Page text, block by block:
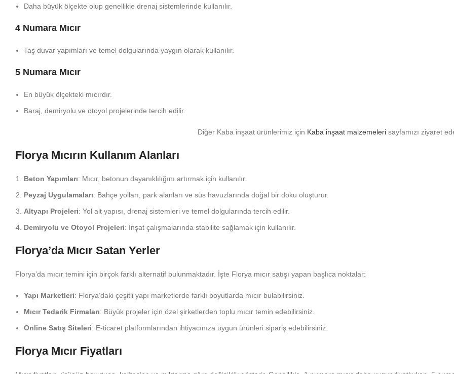
Daha büyük ölçekte olup genellikle drenaj sistemlerinde kullanılır.
4 Numara Mıcır
Taş duvar yapımları ve temel dolgularında yaygın olarak kullanılır.
5 Numara Mıcır
En büyük ölçekteki mıcırdır.
Baraj, demiryolu ve otoyol projelerinde tercih edilir.
Diğer Kaba inşaat ürünlerimiz için Kaba inşaat malzemelerisayfamızı ziyaret
Florya Mıcırın Kullanım Alanları
Beton Yapımları: Mıcır, betonun dayanıklılığını artırmak için kullanılır.
Peyzaj Uygulamaları: Bahçe yolları, park alanları ve süs havuzlarında doğal bir doku oluşturur.
Altyapı Projeleri: Yol alt yapısı, drenaj sistemleri ve temel dolgularında tercih edilir.
Demiryolu ve Otoyol Projeleri: İnşat çalışmalarında stabilite sağlamak için kullanılır.
Florya’da Mıcır Satan Yerler
Florya’da mıcır temini için birçok farklı alternatif bulunmaktadır. İşte Florya mıcır satışı yapan başlıca noktalar:
Yapı Marketleri: Florya’daki çeşitli yapı marketlerde farklı boyutlarda mıcır bulabilirsiniz.
Mıcır Tedarik Firmaları: Büyük projeler için özel şirketlerden toplu mıcır temin edebilirsiniz.
Online Satış Siteleri: E-ticaret platformlarından ihtiyacınıza uygun ürünleri sipariş edebilirsiniz.
Florya Mıcır Fiyatları